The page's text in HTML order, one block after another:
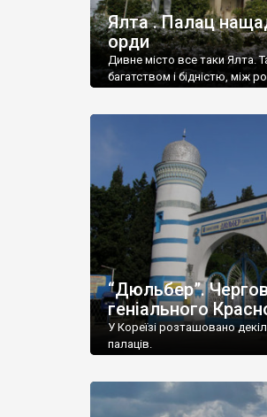
Ялта . Палац
орди
Дивне місто все таки Ялта.
багатством і бідністю, між
“Дюльбер”.
геніального
У Кореїзі розташовано
палаців.